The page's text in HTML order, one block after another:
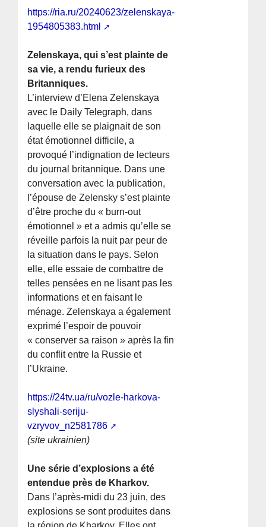
https://ria.ru/20240623/zelenskaya-
1954805383.html
Zelenskaya, qui s’est plainte de
sa vie, a rendu furieux des
Britanniques.
L’interview d’Elena Zelenskaya
avec le Daily Telegraph, dans
laquelle elle se plaignait de son
état émotionnel difficile, a
provoqué l’indignation de lecteurs
du journal britannique. Dans une
conversation avec la publication,
l’épouse de Zelensky s’est plainte
d’être proche du « burn-out
émotionnel » et a admis qu’elle se
réveille parfois la nuit par peur de
la situation dans le pays. Selon
elle, elle essaie de combattre de
telles pensées en ne lisant pas les
informations et en faisant le
ménage. Zelenskaya a également
exprimé l’espoir de pouvoir
« conserver sa raison » après la fin
du conflit entre la Russie et
l’Ukraine.
https://24tv.ua/ru/vozle-harkova-
slyshali-seriju-
vzryvov_n2581786
(site ukrainien)
Une série d’explosions a été
entendue près de Kharkov.
Dans l’après-midi du 23 juin, des
explosions se sont produites dans